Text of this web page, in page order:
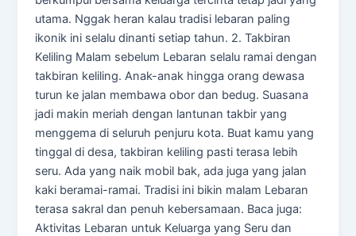
utama. Nggak heran kalau tradisi lebaran paling
ikonik ini selalu dinanti setiap tahun. 2. Takbiran
Keliling Malam sebelum Lebaran selalu ramai dengan
takbiran keliling. Anak-anak hingga orang dewasa
turun ke jalan membawa obor dan bedug. Suasana
jadi makin meriah dengan lantunan takbir yang
menggema di seluruh penjuru kota. Buat kamu yang
tinggal di desa, takbiran keliling pasti terasa lebih
seru. Ada yang naik mobil bak, ada juga yang jalan
kaki beramai-ramai. Tradisi ini bikin malam Lebaran
terasa sakral dan penuh kebersamaan. Baca juga:
Aktivitas Lebaran untuk Keluarga yang Seru dan